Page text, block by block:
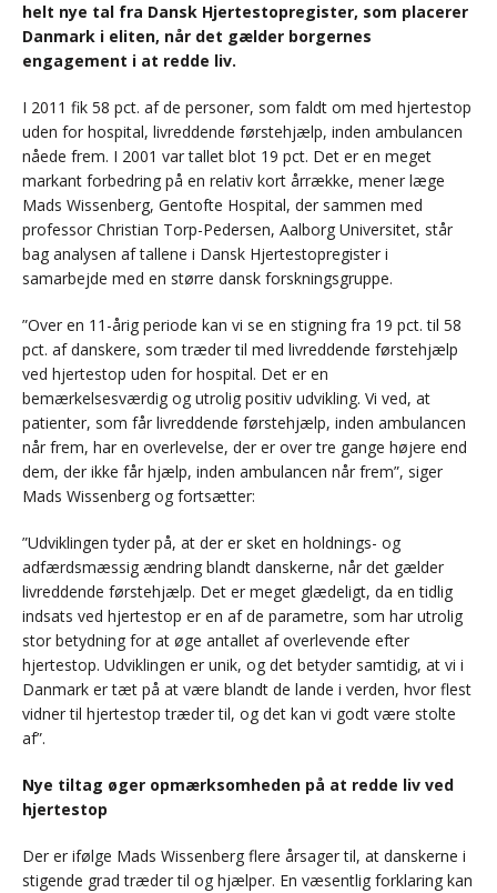
helt nye tal fra Dansk Hjertestopregister, som placerer
Danmark i eliten, når det gælder borgernes
engagement i at redde liv.
I 2011 fik 58 pct. af de personer, som faldt om med hjertestop
uden for hospital, livreddende førstehjælp, inden ambulancen
nåede frem. I 2001 var tallet blot 19 pct. Det er en meget
markant forbedring på en relativ kort årrække, mener læge
Mads Wissenberg, Gentofte Hospital, der sammen med
professor Christian Torp-Pedersen, Aalborg Universitet, står
bag analysen af tallene i Dansk Hjertestopregister i
samarbejde med en større dansk forskningsgruppe.
”Over en 11-årig periode kan vi se en stigning fra 19 pct. til 58
pct. af danskere, som træder til med livreddende førstehjælp
ved hjertestop uden for hospital. Det er en
bemærkelsesværdig og utrolig positiv udvikling. Vi ved, at
patienter, som får livreddende førstehjælp, inden ambulancen
når frem, har en overlevelse, der er over tre gange højere end
dem, der ikke får hjælp, inden ambulancen når frem”, siger
Mads Wissenberg og fortsætter:
”Udviklingen tyder på, at der er sket en holdnings- og
adfærdsmæssig ændring blandt danskerne, når det gælder
livreddende førstehjælp. Det er meget glædeligt, da en tidlig
indsats ved hjertestop er en af de parametre, som har utrolig
stor betydning for at øge antallet af overlevende efter
hjertestop. Udviklingen er unik, og det betyder samtidig, at vi i
Danmark er tæt på at være blandt de lande i verden, hvor flest
vidner til hjertestop træder til, og det kan vi godt være stolte
af”.
Nye tiltag øger opmærksomheden på at redde liv ved
hjertestop
Der er ifølge Mads Wissenberg flere årsager til, at danskerne i
stigende grad træder til og hjælper. En væsentlig forklaring kan